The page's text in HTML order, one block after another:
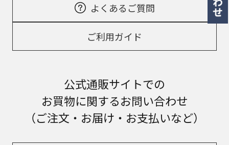
よくあるご質問
ご利用ガイド
公式通販サイトでの
お買物に関するお問い合わせ
（ご注文・お届け・お支払いなど）